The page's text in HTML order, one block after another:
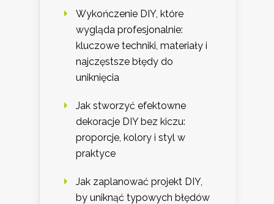
Wykończenie DIY, które
wygląda profesjonalnie:
kluczowe techniki, materiały i
najczęstsze błędy do
uniknięcia
Jak stworzyć efektowne
dekoracje DIY bez kiczu:
proporcje, kolory i styl w
praktyce
Jak zaplanować projekt DIY,
by uniknąć typowych błędów